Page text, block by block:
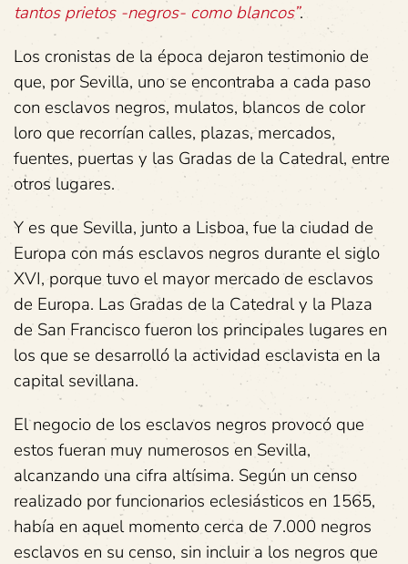
tantos prietos -negros- como blancos”.
Los cronistas de la época dejaron testimonio de
que, por Sevilla, uno se encontraba a cada paso
con esclavos negros, mulatos, blancos de color
loro que recorrían calles, plazas, mercados,
fuentes, puertas y las Gradas de la Catedral, entre
otros lugares.
Y es que Sevilla, junto a Lisboa, fue la ciudad de
Europa con más esclavos negros durante el siglo
XVI, porque tuvo el mayor mercado de esclavos
de Europa. Las Gradas de la Catedral y la Plaza
de San Francisco fueron los principales lugares en
los que se desarrolló la actividad esclavista en la
capital sevillana.
El negocio de los esclavos negros provocó que
estos fueran muy numerosos en Sevilla,
alcanzando una cifra altísima. Según un censo
realizado por funcionarios eclesiásticos en 1565,
había en aquel momento cerca de 7.000 negros
esclavos en su censo, sin incluir a los negros que